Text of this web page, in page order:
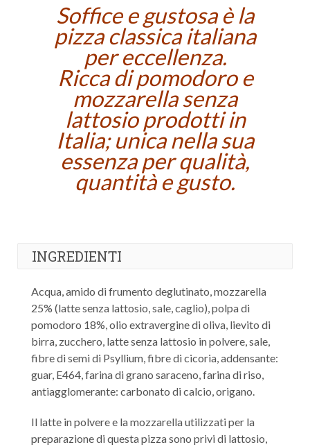
Soffice e gustosa è la
pizza classica italiana
per eccellenza.
Ricca di pomodoro e
mozzarella senza
lattosio prodotti in
Italia; unica nella sua
essenza per qualità,
quantità e gusto.
INGREDIENTI
Acqua, amido di frumento deglutinato, mozzarella
25% (latte senza lattosio, sale, caglio), polpa di
pomodoro 18%, olio extravergine di oliva, lievito di
birra, zucchero, latte senza lattosio in polvere, sale,
fibre di semi di Psyllium, fibre di cicoria, addensante:
guar, E464, farina di grano saraceno, farina di riso,
antiagglomerante: carbonato di calcio, origano.
Il latte in polvere e la mozzarella utilizzati per la
preparazione di questa pizza sono privi di lattosio,